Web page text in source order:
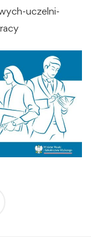
uczelni-